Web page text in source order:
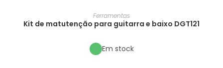
Ferramentas
Kit de matutenção para guitarra e baixo DGT121
Em stock